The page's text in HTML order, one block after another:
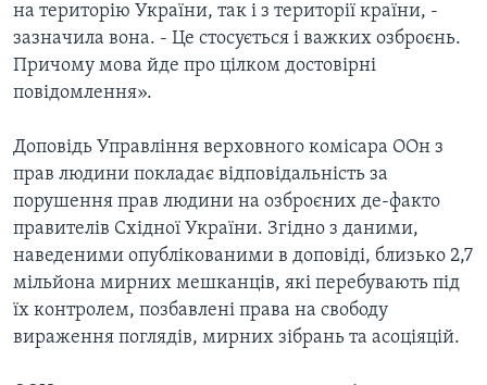
на територію України, так і з території країни, -
зазначила вона. - Це стосується і важких озброєнь.
Причому мова йде про цілком достовірні
повідомлення».
Доповідь Управління верховного комісара ООн з
прав людини покладає відповідальність за
порушення прав людини на озброєних де-факто
правителів Східної України. Згідно з даними,
наведеними опублікованими в доповіді, близько 2,7
мільйона мирних мешканців, які перебувають під
їх контролем, позбавлені права на свободу
вираження поглядів, мирних зібрань та асоціяцій.